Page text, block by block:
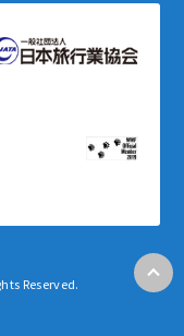
Reserved.